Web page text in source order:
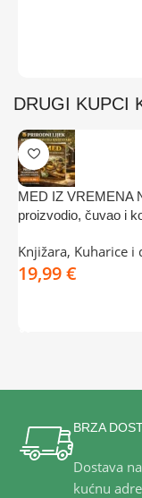
DRUGI KUPCI
MED IZ VREMENA
proizvodio, čuvao i
Knjižara, Kuharice i
€
BRZA
Dostava na
kućnu